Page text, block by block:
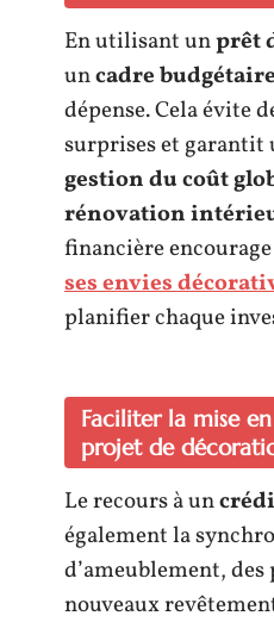
En utilisant unprêt
uncadre
dépense. Cela évite
surprises et garantit
gestion du coût
rénovation
financière
ses envies
planifier chaque
Faciliter la mise
projet de
Le recours à un
également la
d’ameublement,
nouveaux